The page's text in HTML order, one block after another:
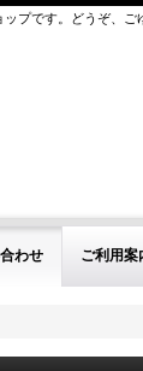
プです。どうぞ、ご
わせ ご利用案